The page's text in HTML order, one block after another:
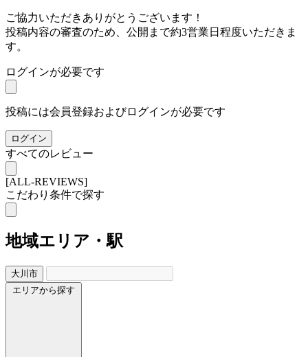
ご協力いただきありがとうございます！
投稿内容の審査のため、公開まで約3営業日程度いただきま
す。
ログインが必要です
投稿には会員登録およびログインが必要です
ログイン
すべてのレビュー
[ALL-REVIEWS]
こだわり条件で探す
地域エリア・駅
大川市
エリアから探す